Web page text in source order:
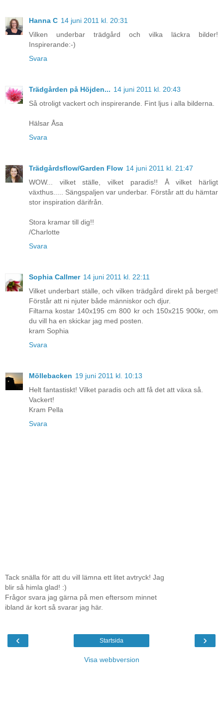
Hanna C 14 juni 2011 kl. 20:31
Vilken underbar trädgård och vilka läckra bilder!
Inspirerande:-)
Svara
Trädgården på Höjden... 14 juni 2011 kl. 20:43
Så otroligt vackert och inspirerande. Fint ljus i alla bilderna.
Hälsar Åsa
Svara
Trädgårdsflow/Garden Flow 14 juni 2011 kl. 21:47
WOW... vilket ställe, vilket paradis!! Å vilket härligt
växthus..... Sängspaljen var underbar. Förstår att du hämtar
stor inspiration därifrån.
Stora kramar till dig!!
/Charlotte
Svara
Sophia Callmer 14 juni 2011 kl. 22:11
Vilket underbart ställe, och vilken trädgård direkt på berget!
Förstår att ni njuter både människor och djur.
Filtarna kostar 140x195 cm 800 kr och 150x215 900kr, om
du vill ha en skickar jag med posten.
kram Sophia
Svara
Möllebacken 19 juni 2011 kl. 10:13
Helt fantastiskt! Vilket paradis och att få det att växa så.
Vackert!
Kram Pella
Svara
Tack snälla för att du vill lämna ett litet avtryck! Jag
blir så himla glad! :)
Frågor svara jag gärna på men eftersom minnet
ibland är kort så svarar jag här.
‹ ›
Startsida
Visa webbversion